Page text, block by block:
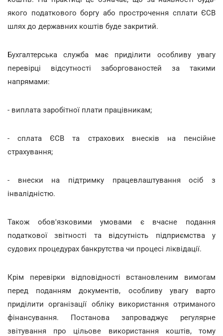
якого податкового боргу або прострочення сплати ЄСВ
шлях до державних коштів буде закритий.
Бухгалтерська служба має приділити особливу увагу
перевірці відсутності заборгованостей за такими
напрямами:
- виплата заробітної плати працівникам;
- сплата ЄСВ та страхових внесків на пенсійне
страхування;
- внески на підтримку працевлаштування осіб з
інвалідністю.
Також обов'язковими умовами є вчасне подання
податкової звітності та відсутність підприємства у
судових процедурах банкрутства чи процесі ліквідації.
Крім перевірки відповідності встановленим вимогам
перед поданням документів, особливу увагу варто
приділити організації обліку використання отриманого
фінансування. Постанова запроваджує регулярне
звітування про цільове використання коштів, тому